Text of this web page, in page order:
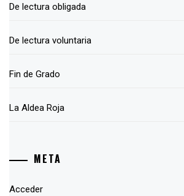
De lectura obligada
De lectura voluntaria
Fin de Grado
La Aldea Roja
META
Acceder